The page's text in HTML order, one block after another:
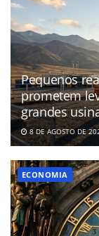
Pequenos
prometem
grandes
8 DE AGOSTO DE
ECONOMIA